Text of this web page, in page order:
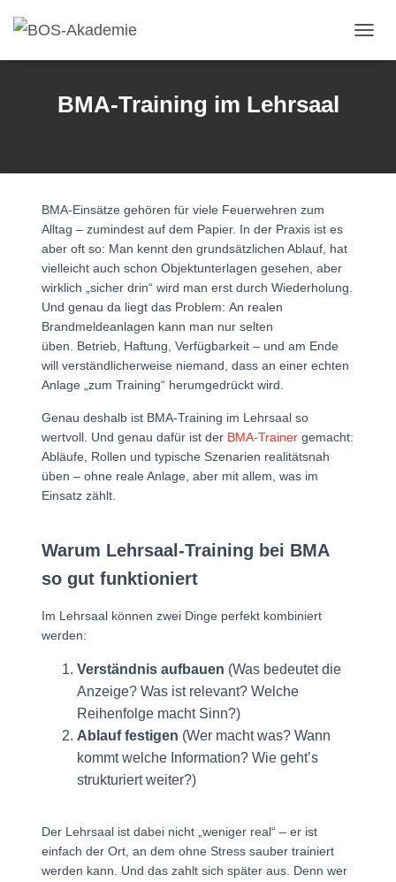
BMA-Training im Lehrsaal
BMA-Einsätze gehören für viele Feuerwehren zum
Alltag – zumindest auf dem Papier. In der Praxis ist es
aber oft so: Man kennt den grundsätzlichen Ablauf, hat
vielleicht auch schon Objektunterlagen gesehen, aber
wirklich „sicher drin“ wird man erst durch Wiederholung.
Und genau da liegt das Problem: An realen
Brandmeldeanlagen kann man nur selten
üben. Betrieb, Haftung, Verfügbarkeit – und am Ende
will verständlicherweise niemand, dass an einer echten
Anlage „zum Training“ herumgedrückt wird.
Genau deshalb ist BMA-Training im Lehrsaal so
wertvoll. Und genau dafür ist der BMA-Trainer gemacht:
Abläufe, Rollen und typische Szenarien realitätsnah
üben – ohne reale Anlage, aber mit allem, was im
Einsatz zählt.
Warum Lehrsaal-Training bei BMA
so gut funktioniert
Im Lehrsaal können zwei Dinge perfekt kombiniert
werden:
Verständnis aufbauen (Was bedeutet die
Anzeige? Was ist relevant? Welche
Reihenfolge macht Sinn?)
Ablauf festigen (Wer macht was? Wann
kommt welche Information? Wie geht’s
strukturiert weiter?)
Der Lehrsaal ist dabei nicht „weniger real“ – er ist
einfach der Ort, an dem ohne Stress sauber trainiert
werden kann. Und das zahlt sich später aus. Denn wer